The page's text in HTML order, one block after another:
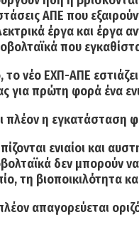
ΑΠΕ που
έργα και έργα
που
νέο ΕΧΠ-ΑΠΕ
για πρώτη φορά ένα
πλέον η εγκατάσταση
ενιαίοι και
δεν μπορούν να
τη βιοποικιλότητα
απαγορεύεται